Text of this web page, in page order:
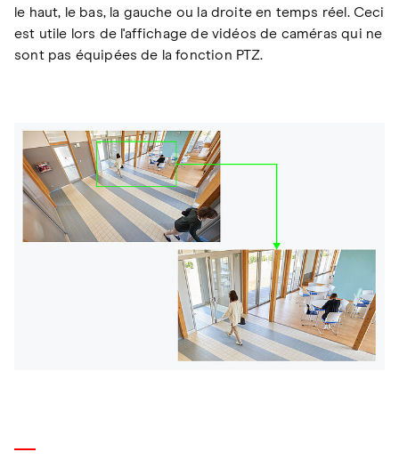
le haut, le bas, la gauche ou la droite en temps réel. Ceci
est utile lors de l'affichage de vidéos de caméras qui ne
sont pas équipées de la fonction PTZ.